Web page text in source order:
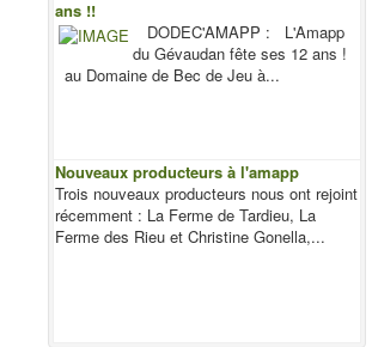
ans !!
DODEC'AMAPP : L'Amapp
du Gévaudan fête ses 12 ans !
au Domaine de Bec de Jeu à...
Nouveaux producteurs à l'amapp
Trois nouveaux producteurs nous ont rejoint
récemment : La Ferme de Tardieu, La
Ferme des Rieu et Christine Gonella,...